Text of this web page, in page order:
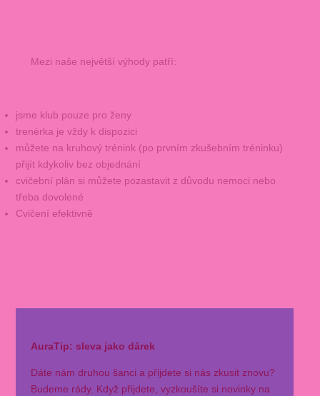
Mezi naše největší výhody patří:
jsme klub pouze pro ženy
trenérka je vždy k dispozici
můžete na kruhový trénink (po prvním zkušebním tréninku)
přijít kdykoliv bez objednání
cvičební plán si můžete pozastavit z důvodu nemoci nebo
třeba dovolené
Cvičení efektivně
AuraTip: sleva jako dárek
Dáte nám druhou šanci a přijdete si nás zkusit znovu?
Budeme rády. Když přijdete, vyzkoušíte si novinky na